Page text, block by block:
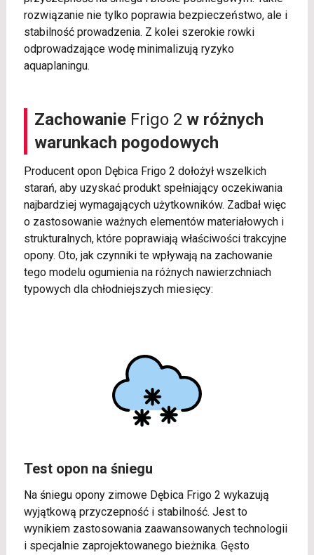
rozwiązanie nie tylko poprawia bezpieczeństwo, ale i
stabilność prowadzenia. Z kolei szerokie rowki
odprowadzające wodę minimalizują ryzyko
aquaplaningu.
ZachowanieFrigo 2 w różnych
warunkach pogodowych
Producent opon Dębica Frigo 2 dołożył wszelkich
starań, aby uzyskać produkt spełniający oczekiwania
najbardziej wymagających użytkowników. Zadbał więc
o zastosowanie ważnych elementów materiałowych i
strukturalnych, które poprawiają właściwości trakcyjne
opony. Oto, jak czynniki te wpływają na zachowanie
tego modelu ogumienia na różnych nawierzchniach
typowych dla chłodniejszych miesięcy:
Test opon na śniegu
Na śniegu opony zimowe Dębica Frigo 2 wykazują
wyjątkową przyczepność i stabilność. Jest to
wynikiem zastosowania zaawansowanych technologii
i specjalnie zaprojektowanego bieżnika. Gęsto